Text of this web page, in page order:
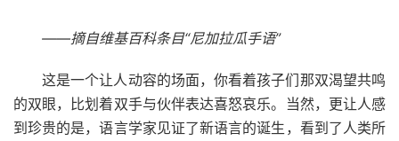
——摘自维基百科条目“尼加拉瓜手语”
这是一个让人动容的场面，你看着孩子们那双渴望共鸣
的双眼，比划着双手与伙伴表达喜怒哀乐。当然，更让人感
到珍贵的是，语言学家见证了新语言的诞生，看到了人类所